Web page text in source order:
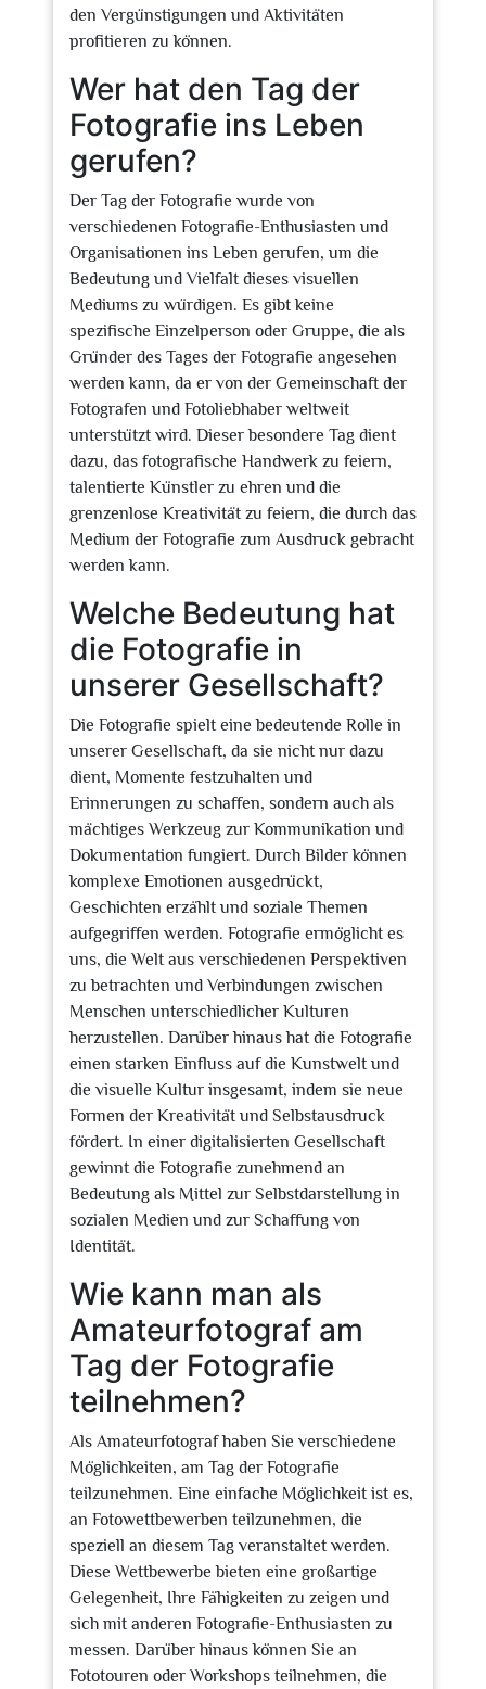
den Vergünstigungen und Aktivitäten
profitieren zu können.
Wer hat den Tag der
Fotografie ins Leben
gerufen?
Der Tag der Fotografie wurde von
verschiedenen Fotografie-Enthusiasten und
Organisationen ins Leben gerufen, um die
Bedeutung und Vielfalt dieses visuellen
Mediums zu würdigen. Es gibt keine
spezifische Einzelperson oder Gruppe, die als
Gründer des Tages der Fotografie angesehen
werden kann, da er von der Gemeinschaft der
Fotografen und Fotoliebhaber weltweit
unterstützt wird. Dieser besondere Tag dient
dazu, das fotografische Handwerk zu feiern,
talentierte Künstler zu ehren und die
grenzenlose Kreativität zu feiern, die durch das
Medium der Fotografie zum Ausdruck gebracht
werden kann.
Welche Bedeutung hat
die Fotografie in
unserer Gesellschaft?
Die Fotografie spielt eine bedeutende Rolle in
unserer Gesellschaft, da sie nicht nur dazu
dient, Momente festzuhalten und
Erinnerungen zu schaffen, sondern auch als
mächtiges Werkzeug zur Kommunikation und
Dokumentation fungiert. Durch Bilder können
komplexe Emotionen ausgedrückt,
Geschichten erzählt und soziale Themen
aufgegriffen werden. Fotografie ermöglicht es
uns, die Welt aus verschiedenen Perspektiven
zu betrachten und Verbindungen zwischen
Menschen unterschiedlicher Kulturen
herzustellen. Darüber hinaus hat die Fotografie
einen starken Einfluss auf die Kunstwelt und
die visuelle Kultur insgesamt, indem sie neue
Formen der Kreativität und Selbstausdruck
fördert. In einer digitalisierten Gesellschaft
gewinnt die Fotografie zunehmend an
Bedeutung als Mittel zur Selbstdarstellung in
sozialen Medien und zur Schaffung von
Identität.
Wie kann man als
Amateurfotograf am
Tag der Fotografie
teilnehmen?
Als Amateurfotograf haben Sie verschiedene
Möglichkeiten, am Tag der Fotografie
teilzunehmen. Eine einfache Möglichkeit ist es,
an Fotowettbewerben teilzunehmen, die
speziell an diesem Tag veranstaltet werden.
Diese Wettbewerbe bieten eine großartige
Gelegenheit, Ihre Fähigkeiten zu zeigen und
sich mit anderen Fotografie-Enthusiasten zu
messen. Darüber hinaus können Sie an
Fototouren oder Workshops teilnehmen, die